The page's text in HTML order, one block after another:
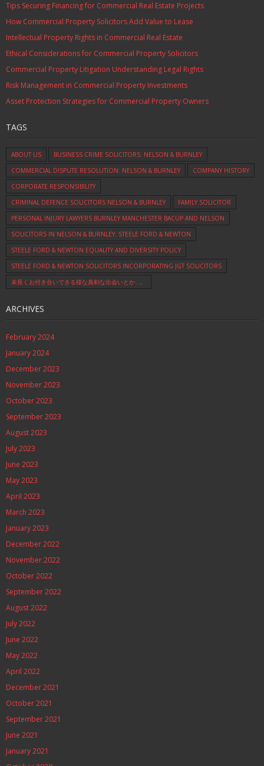
Tips Securing Financing for Commercial Real Estate Projects
How Commercial Property Solicitors Add Value to Lease
Intellectual Property Rights in Commercial Real Estate
Ethical Considerations for Commercial Property Solicitors
Commercial Property Litigation Understanding Legal Rights
Risk Management in Commercial Property Investments
Asset Protection Strategies for Commercial Property Owners
TAGS
ABOUT US
BUSINESS CRIME SOLICITORS: NELSON & BURNLEY
COMMERCIAL DISPUTE RESOLUTION: NELSON & BURNLEY
COMPANY HISTORY
CORPORATE RESPONSIBILITY
CRIMINAL DEFENCE SOLICITORS NELSON & BURNLEY
FAMILY SOLICITOR
PERSONAL INJURY LAWYERS BURNLEY MANCHESTER BACUP AND NELSON
SOLICITORS IN NELSON & BURNLEY: STEELE FORD & NEWTON
STEELE FORD & NEWTON EQUALITY AND DIVERSITY POLICY
STEELE FORD & NEWTON SOLICITORS INCORPORATING JGT SOLICITORS
末長くお付き合いできる様な真剣な出会いとか…。
ARCHIVES
February 2024
January 2024
December 2023
November 2023
October 2023
September 2023
August 2023
July 2023
June 2023
May 2023
April 2023
March 2023
January 2023
December 2022
November 2022
October 2022
September 2022
August 2022
July 2022
June 2022
May 2022
April 2022
December 2021
October 2021
September 2021
June 2021
January 2021